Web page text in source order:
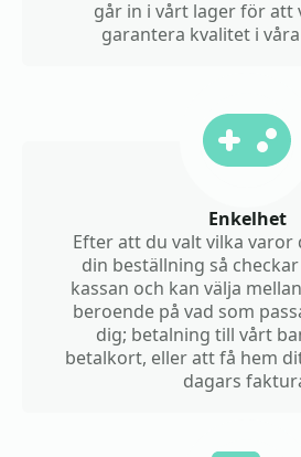
går in i vårt lager för att
garantera kvalitet i
Enkelhet
Efter att du valt vilka varor
din beställning så
kassan och kan välja
beroende på vad som
dig; betalning till vårt
betalkort, eller att få hem
dagars